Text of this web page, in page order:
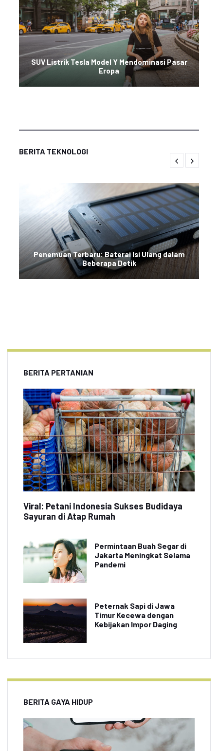
SUV Listrik Tesla Model Y Mendominasi Pasar
Eropa
BERITA TEKNOLOGI
Penemuan Terbaru: Baterai Isi Ulang dalam
Beberapa Detik
BERITA PERTANIAN
Viral: Petani Indonesia Sukses Budidaya
Sayuran di Atap Rumah
Permintaan Buah Segar di
Jakarta Meningkat Selama
Pandemi
Peternak Sapi di Jawa
Timur Kecewa dengan
Kebijakan Impor Daging
BERITA GAYA HIDUP